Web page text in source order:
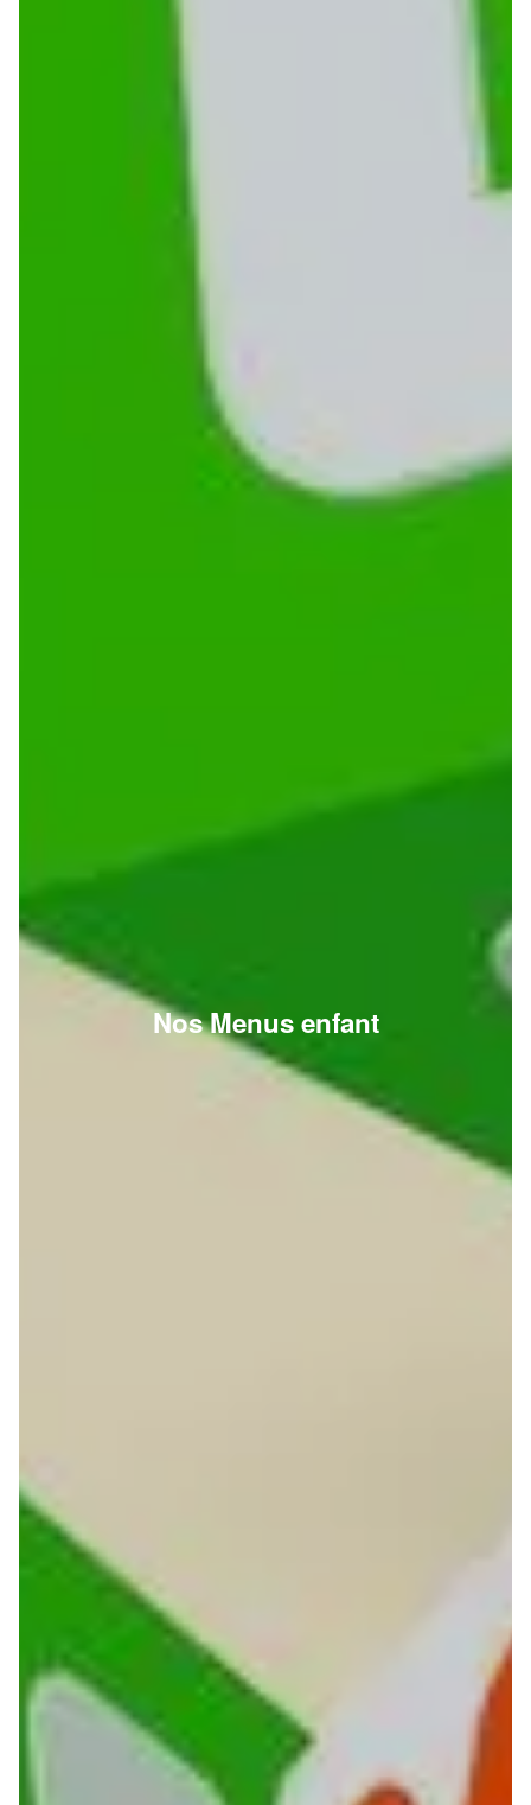
Nos Menus enfant